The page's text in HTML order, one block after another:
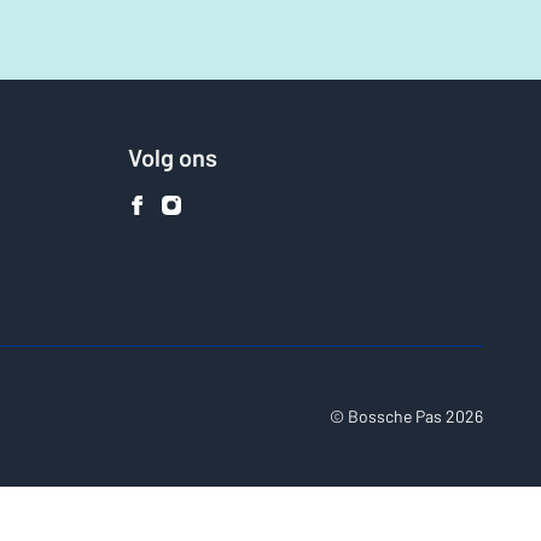
Volg ons
© Bossche Pas 2026